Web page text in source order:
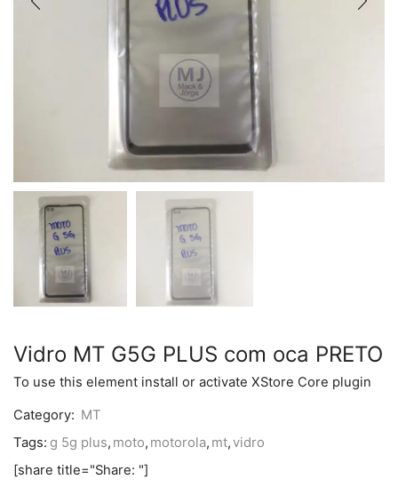
Vidro MT G5G PLUS com oca PRETO
To use this element install or activate XStore Core plugin
Category: MT
Tags: g 5g plus, moto, motorola, mt,vidro
[share title="Share: "]